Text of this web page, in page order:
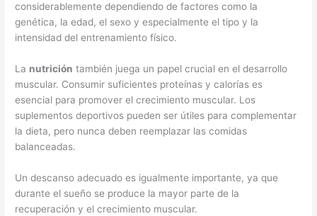
considerablemente dependiendo de factores como la
genética, la edad, el sexo y especialmente el tipo y la
intensidad del entrenamiento físico.
La nutrición también juega un papel crucial en el desarrollo
muscular. Consumir suficientes proteínas y calorías es
esencial para promover el crecimiento muscular. Los
suplementos deportivos pueden ser útiles para complementar
la dieta, pero nunca deben reemplazar las comidas
balanceadas.
Un descanso adecuado es igualmente importante, ya que
durante el sueño se produce la mayor parte de la
recuperación y el crecimiento muscular.